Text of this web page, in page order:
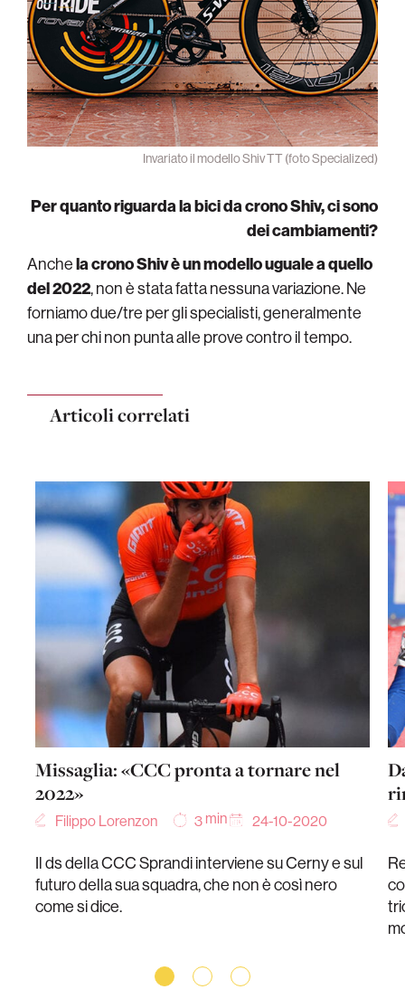
Invariato il modello Shiv TT (foto Specialized)
Per quanto riguarda la bici da crono Shiv, ci sono
dei cambiamenti?
Anchela crono Shiv è un modello uguale a quello
del 2022, non è stata fatta nessuna variazione. Ne
forniamo due/tre per gli specialisti, generalmente
una per chi non punta alle prove contro il tempo.
Articoli correlati
Missaglia: «CCC pronta a tornare nel
2022»
Filippo Lorenzon 3 min 24-10-2020
Il ds della CCC Sprandi interviene su Cerny e sul
futuro della sua squadra, che non è così nero
come si dice.